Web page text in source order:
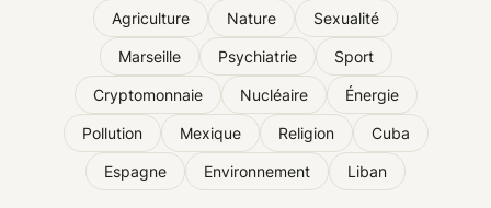
Agriculture Nature Sexualité
Marseille Psychiatrie Sport
Cryptomonnaie Nucléaire Énergie
Pollution Mexique Religion Cuba
Espagne Environnement Liban